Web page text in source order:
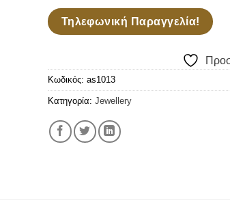
Τηλεφωνική Παραγγελία!
Κωδικός: as1013
Κατηγορία: Jewellery